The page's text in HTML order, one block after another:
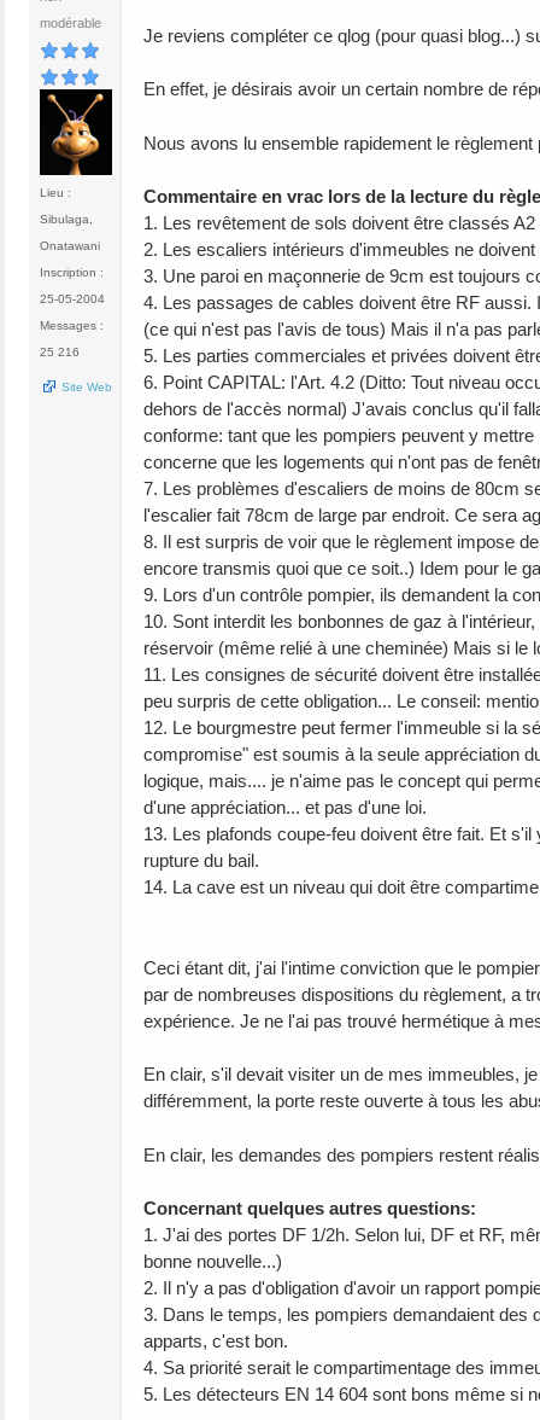
modérable
Lieu :
Sibulaga,
Onatawani
Inscription :
25-05-2004
Messages :
25 216
Site Web
Je reviens compléter ce qlog (pour quasi blog...)
En effet, je désirais avoir un certain nombre de
Nous avons lu ensemble rapidement le
Commentaire en vrac lors de la lecture du
1. Les revêtement de sols doivent être classés
2. Les escaliers intérieurs d'immeubles ne
3. Une paroi en maçonnerie de 9cm est toujours
4. Les passages de cables doivent être RF
(ce qui n'est pas l'avis de tous) Mais il n'a pas
5. Les parties commerciales et privées doivent
6. Point CAPITAL: l'Art. 4.2 (Ditto: Tout niveau
dehors de l'accès normal) J'avais conclus qu'il
conforme: tant que les pompiers peuvent y
concerne que les logements qui n'ont pas de
7. Les problèmes d'escaliers de moins de 80cm
l'escalier fait 78cm de large par endroit. Ce sera
8. Il est surpris de voir que le règlement impose
encore transmis quoi que ce soit..) Idem pour le
9. Lors d'un contrôle pompier, ils demandent la
10. Sont interdit les bonbonnes de gaz à
réservoir (même relié à une cheminée) Mais si le
11. Les consignes de sécurité doivent être
peu surpris de cette obligation... Le conseil:
12. Le bourgmestre peut fermer l'immeuble si la
compromise" est soumis à la seule appréciation
logique, mais.... je n'aime pas le concept qui
d'une appréciation... et pas d'une loi.
13. Les plafonds coupe-feu doivent être fait. Et
rupture du bail.
14. La cave est un niveau qui doit être
Ceci étant dit, j'ai l'intime conviction que le
par de nombreuses dispositions du règlement, a
expérience. Je ne l'ai pas trouvé hermétique à
En clair, s'il devait visiter un de mes immeubles,
différemment, la porte reste ouverte à tous les
En clair, les demandes des pompiers restent
Concernant quelques autres questions:
1. J'ai des portes DF 1/2h. Selon lui, DF et RF,
bonne nouvelle...)
2. Il n'y a pas d'obligation d'avoir un rapport
3. Dans le temps, les pompiers demandaient
apparts, c'est bon.
4. Sa priorité serait le compartimentage des
5. Les détecteurs EN 14 604 sont bons même si